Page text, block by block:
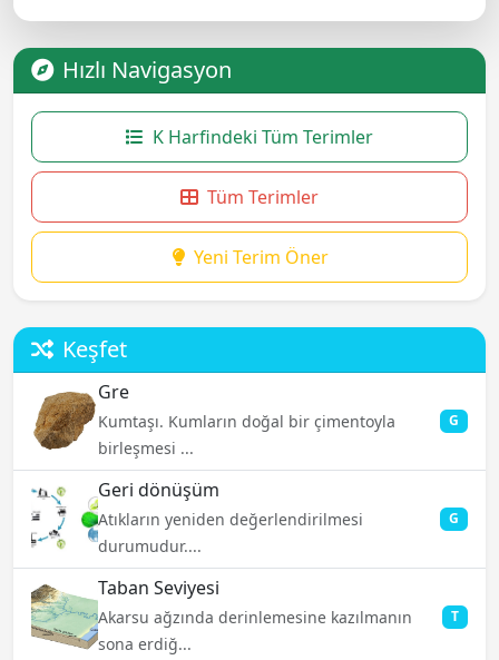
Hızlı Navigasyon
K Harfindeki Tüm Terimler
Tüm Terimler
Yeni Terim Öner
Keşfet
Gre
Kumtaşı. Kumların doğal bir çimentoyla
birleşmesi ...
G
Geri dönüşüm
Atıkların yeniden değerlendirilmesi
durumudur....
G
Taban Seviyesi
Akarsu ağzında derinlemesine kazılmanın
sona erdiğ...
T